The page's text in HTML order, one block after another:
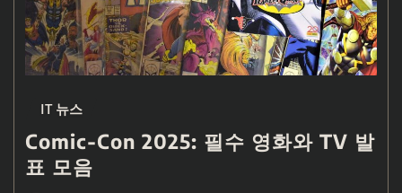
IT 뉴스
Comic-Con 2025: 필수 영화와 TV 발
표 모음